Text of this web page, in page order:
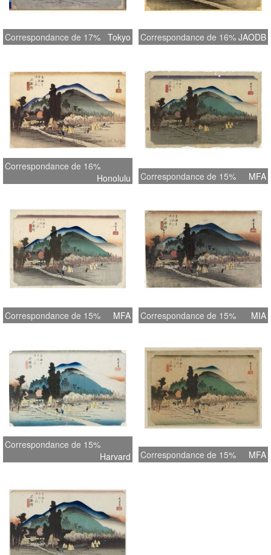
Correspondance de 17% Tokyo Correspondance de 16% JAODB
Correspondance de 16%
Honolulu
Correspondance de 15% MFA
Correspondance de 15% MFA Correspondance de 15% MIA
Correspondance de 15%
Harvard
Correspondance de 15% MFA